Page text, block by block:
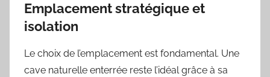
Emplacement stratégique et
isolation
Le choix de l’emplacement est fondamental. Une
cave naturelle enterrée reste l’idéal grâce à sa